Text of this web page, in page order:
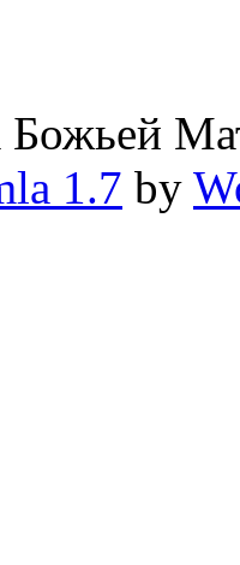
Божьей
1.7 by